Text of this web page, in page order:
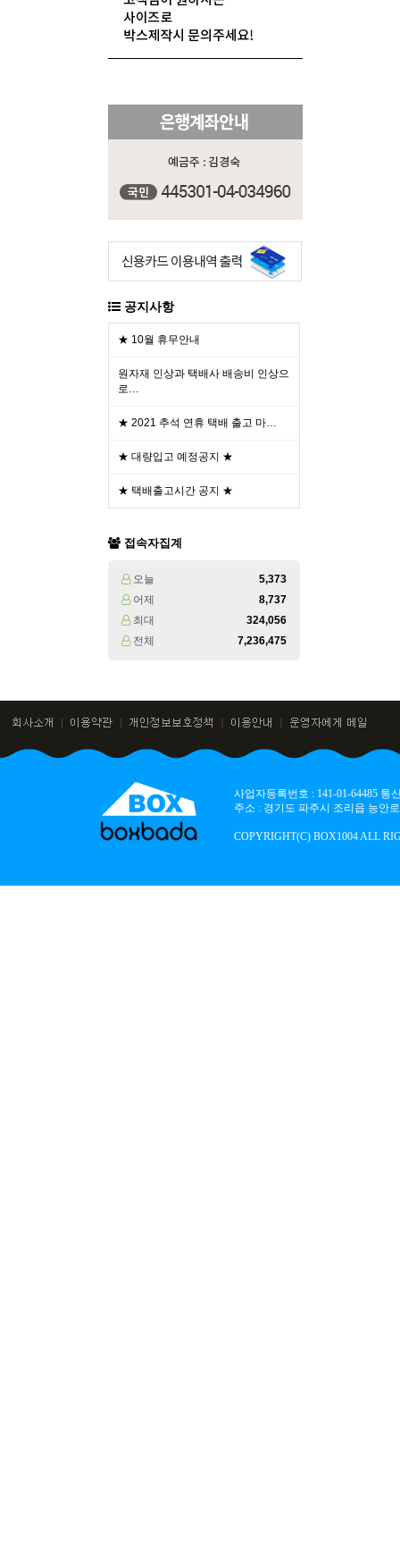
공지사항
★ 10월 휴무안내
원자재 인상과 택배사 배송비 인상으
로…
★ 2021 추석 연휴 택배 출고 마…
★ 대량입고 예정공지 ★
★ 택배출고시간 공지 ★
접속자집계
오늘
5,373
어제
8,737
최대
324,056
전체
7,236,475
사업자등록번호 : 141-01-64485
주소 : 경기도 파주시 조리읍 능안
COPYRIGHT(C) BOX1004 ALL